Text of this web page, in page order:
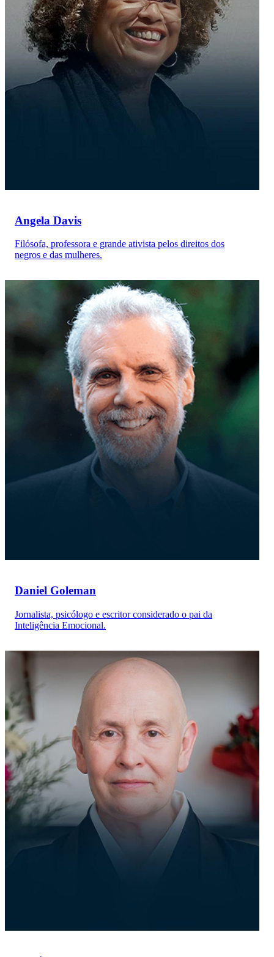
Angela Davis
Filósofa, professora e grande ativista pelos direitos dos
negros e das mulheres.
Daniel Goleman
Jornalista, psicólogo e escritor considerado o pai da
Inteligência Emocional.